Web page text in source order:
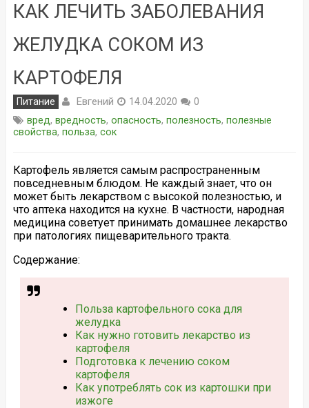
КАК ЛЕЧИТЬ ЗАБОЛЕВАНИЯ
ЖЕЛУДКА СОКОМ ИЗ
КАРТОФЕЛЯ
Питание Евгений 14.04.2020
0
вред, вредность, опасность, полезность, полезные
свойства, польза, сок
Картофель является самым распространенным
повседневным блюдом. Не каждый знает, что он
может быть лекарством с высокой полезностью, и
что аптека находится на кухне. В частности, народная
медицина советует принимать домашнее лекарство
при патологиях пищеварительного тракта.
Содержание:
Польза картофельного сока для
желудка
Как нужно готовить лекарство из
картофеля
Подготовка к лечению соком
картофеля
Как употреблять сок из картошки при
изжоге